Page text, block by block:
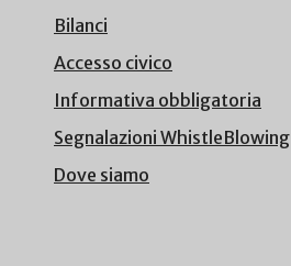
Bilanci
Accesso civico
Informativa obbligatoria
Segnalazioni WhistleBlowing
Dove siamo